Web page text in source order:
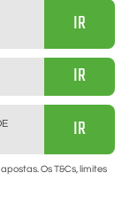
IR
IR
IR
Os T&Cs, limites